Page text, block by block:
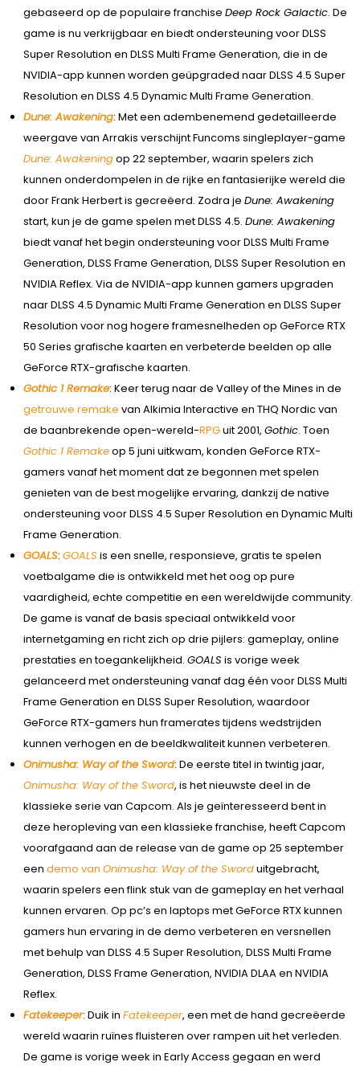
gebaseerd op de populaire franchise Deep Rock Galactic. De
game is nu verkrijgbaar en biedt ondersteuning voor DLSS
Super Resolution en DLSS Multi Frame Generation, die in de
NVIDIA-app kunnen worden geüpgraded naar DLSS 4.5 Super
Resolution en DLSS 4.5 Dynamic Multi Frame Generation.
Dune: Awakening: Met een adembenemend gedetailleerde
weergave van Arrakis verschijnt Funcoms singleplayer-game
Dune: Awakeningop 22 september, waarin spelers zich
kunnen onderdompelen in de rijke en fantasierijke wereld die
door Frank Herbert is gecreëerd. Zodra je Dune: Awakening
start, kun je de game spelen met DLSS 4.5. Dune: Awakening
biedt vanaf het begin ondersteuning voor DLSS Multi Frame
Generation, DLSS Frame Generation, DLSS Super Resolution en
NVIDIA Reflex. Via de NVIDIA-app kunnen gamers upgraden
naar DLSS 4.5 Dynamic Multi Frame Generation en DLSS Super
Resolution voor nog hogere framesnelheden op GeForce RTX
50 Series grafische kaarten en verbeterde beelden op alle
GeForce RTX-grafische kaarten.
Gothic 1 Remake: Keer terug naar de Valley of the Mines in de
getrouwe remake van Alkimia Interactive en THQ Nordic van
de baanbrekende open-wereld-RPGuit 2001, Gothic. Toen
Gothic 1 Remakeop 5 juni uitkwam, konden GeForce RTX-
gamers vanaf het moment dat ze begonnen met spelen
genieten van de best mogelijke ervaring, dankzij de native
ondersteuning voor DLSS 4.5 Super Resolution en Dynamic Multi
Frame Generation.
GOALS: GOALS is een snelle, responsieve, gratis te spelen
voetbalgame die is ontwikkeld met het oog op pure
vaardigheid, echte competitie en een wereldwijde community.
De game is vanaf de basis speciaal ontwikkeld voor
internetgaming en richt zich op drie pijlers: gameplay, online
prestaties en toegankelijkheid. GOALS is vorige week
gelanceerd met ondersteuning vanaf dag één voor DLSS Multi
Frame Generation en DLSS Super Resolution, waardoor
GeForce RTX-gamers hun framerates tijdens wedstrijden
kunnen verhogen en de beeldkwaliteit kunnen verbeteren.
Onimusha: Way of the Sword: De eerste titel in twintig jaar,
Onimusha: Way of the Sword, is het nieuwste deel in de
klassieke serie van Capcom. Als je geïnteresseerd bent in
deze heropleving van een klassieke franchise, heeft Capcom
voorafgaand aan de release van de game op 25 september
een demo van Onimusha: Way of the Sworduitgebracht,
waarin spelers een flink stuk van de gameplay en het verhaal
kunnen ervaren. Op pc’s en laptops met GeForce RTX kunnen
gamers hun ervaring in de demo verbeteren en versnellen
met behulp van DLSS 4.5 Super Resolution, DLSS Multi Frame
Generation, DLSS Frame Generation, NVIDIA DLAA en NVIDIA
Reflex.
Fatekeeper: Duik in Fatekeeper, een met de hand gecreëerde
wereld waarin ruïnes fluisteren over rampen uit het verleden.
De game is vorige week in Early Access gegaan en werd